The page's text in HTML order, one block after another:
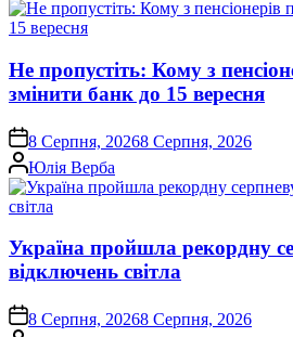
Не пропустіть: Кому з
змінити банк до 15 вересня
on8 Серпня, 20268 Серпня, 2026
Опубліковано
Юлія Верба
Україна пройшла рекордну
відключень світла
on8 Серпня, 20268 Серпня, 2026